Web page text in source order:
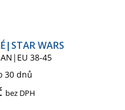
WARS
38-45
30 dnů
bez DPH